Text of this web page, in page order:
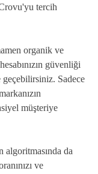
tercih
organik ve
güvenliği
Sadece
müşteriye
da
ve